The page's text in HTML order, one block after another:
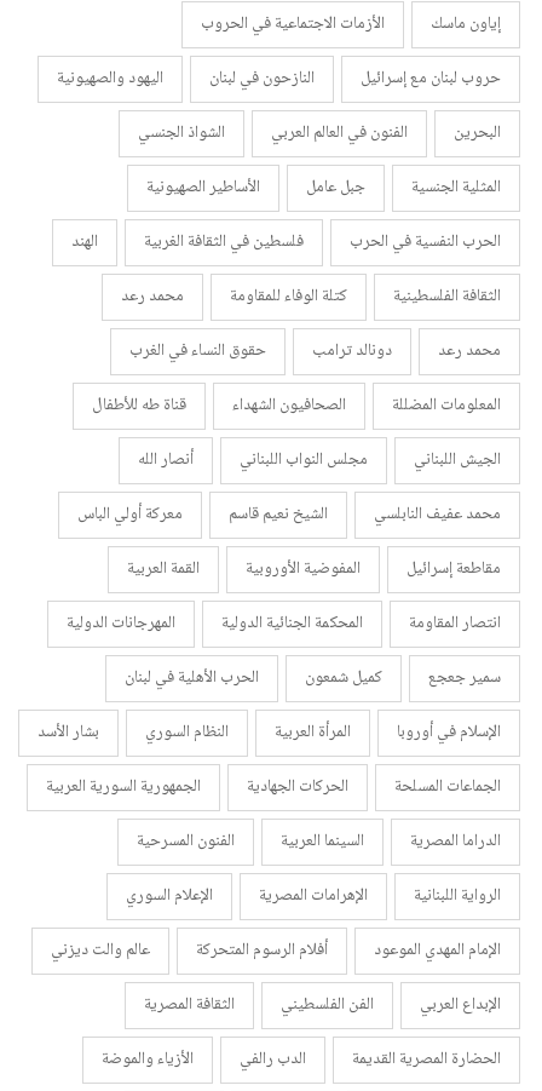
إياون ماسك
الأزمات الاجتماعية في الحروب
حروب لبنان مع إسرائيل
النازحون في لبنان
اليهود والصهيونية
البحرين
الفنون في العالم العربي
الشواذ الجنسي
المثلية الجنسية
جبل عامل
الأساطير الصهيونية
الحرب النفسية في الحرب
فلسطين في الثقافة الغربية
الهند
الثقافة الفلسطينية
كتلة الوفاء للمقاومة
محمد رعد
محمد رعد
دونالد ترامب
حقوق النساء في الغرب
المعلومات المضللة
الصحافيون الشهداء
قناة طه للأطفال
الجيش اللبناني
مجلس النواب اللبناني
أنصار الله
محمد عفيف النابلسي
الشيخ نعيم قاسم
معركة أولي الباس
مقاطعة إسرائيل
المفوضية الأوروبية
القمة العربية
انتصار المقاومة
المحكمة الجنائية الدولية
المهرجانات الدولية
سمير جعجع
كميل شمعون
الحرب الأهلية في لبنان
الإسلام في أوروبا
المرأة العربية النظام السوري
بشار الأسد
الجماعات المسلحة
الحركات الجهادية
الجمهورية السورية العربية
الدراما المصرية
السينما العربية
الفنون المسرحية
الرواية اللبنانية
الإهرامات المصرية
الإعلام السوري
الإمام المهدي الموعود
أفلام الرسوم المتحركة
عالم والت ديزني
الإبداع العربي
الفن الفلسطيني
الثقافة المصرية
الحضارة المصرية القديمة
الدب رالفي
الأزياء والموضة